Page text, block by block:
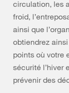
circulation, les
froid,
ainsi que
obtiendrez
points où votre
sécurité l’hiver
prévenir des